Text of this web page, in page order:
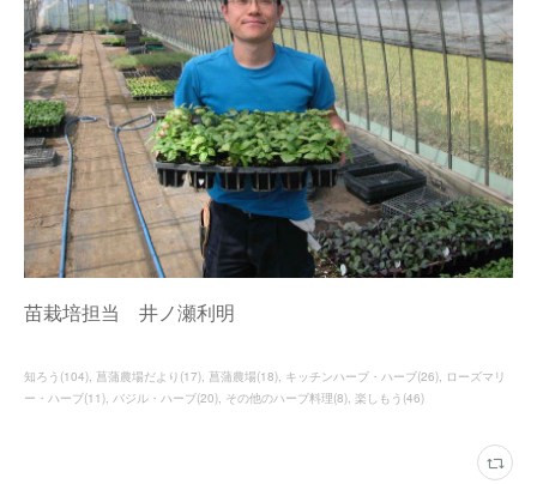
苗栽培担当 井ノ瀬利明
知ろう (104) 菖蒲農場だより (17) 菖蒲農場(18) キッチンハーブ・ハーブ(26) ローズマリ
ー・ハーブ(11) バジル・ハーブ(20) その他のハーブ料理(8) 楽しもう (46)